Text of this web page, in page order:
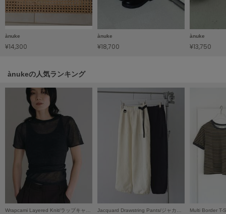
LeSportsac
リリーブラウン
LILY BROWN Lingerie
リリーブラウンランジェリー
LITTLE UNION TOKYO
リトルユニオン トウキョウ
made of Organics
メイドオブオーガニクス
MICHU COQUETTE
ミチュ コケット
MIESROHE
ミースロエ
ànuke
¥14,300
ànuke
¥18,700
ànuke
¥13,750
ànukeの人気ランキング
Wrapcami Layered Knit/ラップキャミレイヤードニット Jacquard Drawstring Pants/ジャカードドローストリングパンツ